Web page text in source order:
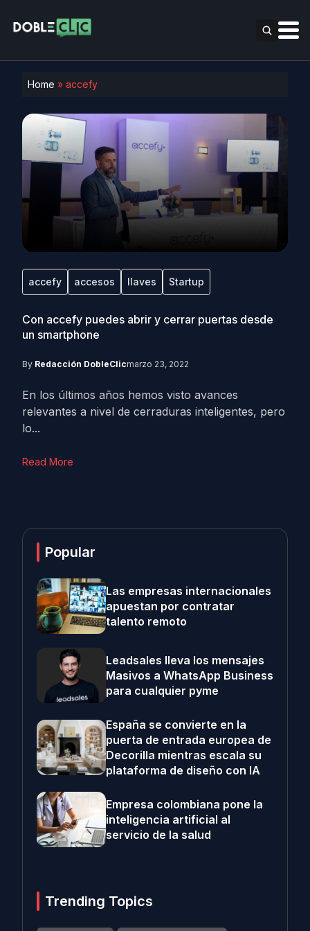
Home » accefy
accefy accesos llaves Startup
Con accefy puedes abrir y cerrar puertas desde
un smartphone
By Redacción DobleClicmarzo 23, 2022
En los últimos años hemos visto avances
relevantes a nivel de cerraduras inteligentes, pero
lo...
Read More
Popular
Las empresas internacionales
apuestan por contratar
talento remoto
Leadsales lleva los mensajes
Masivos a WhatsApp Business
para cualquier pyme
España se convierte en la
puerta de entrada europea de
Decorilla mientras escala su
plataforma de diseño con IA
Empresa colombiana pone la
inteligencia artificial al
servicio de la salud
Trending Topics